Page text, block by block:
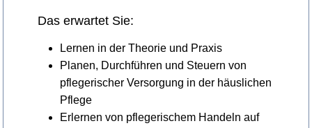
Das erwartet Sie:
Lernen in der Theorie und Praxis
Planen, Durchführen und Steuern von
pflegerischer Versorgung in der häuslichen
Pflege
Erlernen von pflegerischem Handeln auf